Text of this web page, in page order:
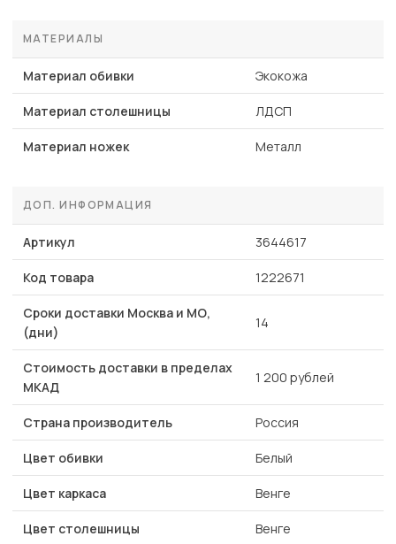
МАТЕРИАЛЫ
Материал обивки Экокожа
Материал столешницы ЛДСП
Материал ножек Металл
ДОП. ИНФОРМАЦИЯ
Артикул 3644617
Код товара 1222671
Сроки доставки Москва и МО,
(дни)
14
Стоимость доставки в пределах
МКАД
1 200 рублей
Страна производитель Россия
Цвет обивки Белый
Цвет каркаса Венге
Цвет столешницы Венге